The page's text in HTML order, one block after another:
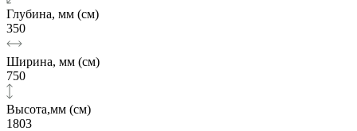
Глубина, мм (см)
350
Ширина, мм (см)
750
Высота,мм (см)
1803